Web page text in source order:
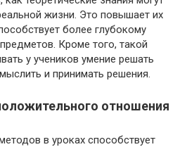
жизни. Это повышает их
более глубокому
Кроме того, такой
у учеников умение решать
и принимать решения.
отношения
в уроках способствует